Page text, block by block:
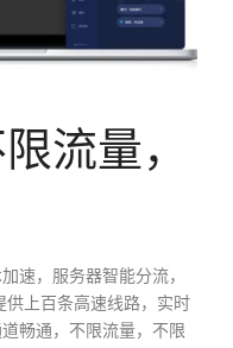
流量，
速，服务器智能分流，
供上百条高速线路，实时
畅通，不限流量，不限